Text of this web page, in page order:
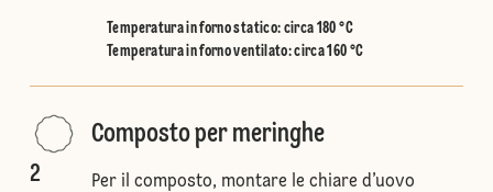
Temperatura in forno statico: circa 180 °C
Temperatura in forno ventilato:circa 160 °C
2
Composto per meringhe
Per il composto, montare le chiare d’uovo